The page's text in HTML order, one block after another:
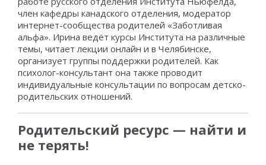
член кафедры канадского отделения, модератор
интернет-сообщества родителей «Заботливая
альфа». Ирина ведёт курсы Института на различные
темы, читает лекции онлайн и в Челябинске,
организует группы поддержки родителей. Как
психолог-консультант она также проводит
индивидуальные консультации по вопросам детско-
родительских отношений.
Родительский ресурс — найти и
не терять!